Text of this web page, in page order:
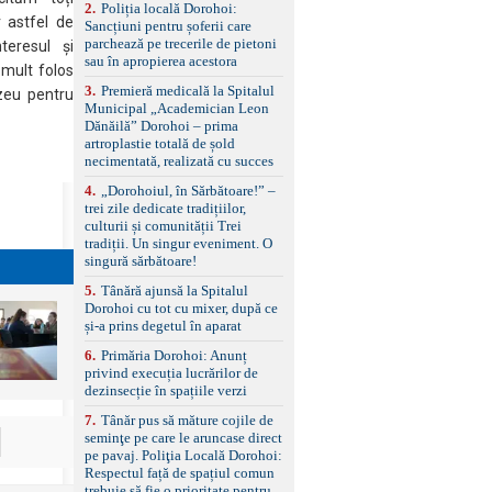
astfel de
și
folos
pentru
reglaj lombar electric
pentru șofer și pasager
Volan multifuncțional
îmbrăcat în piele, cu
treptelor Adaptive cruise
control, asistent
schimbare bandă și
menținere bandă Faruri
bi-xenon adaptive cu
funcție Cornering,
asistent fază lungă
automată , lumini de zi
LED, proiectoare ceață
LED, spălătoare faruri
față/spate, cameră
marșarier Keyless entry
& start, geamuri electrice
electrice, încălzite și
rabatabile Sistem hands-
free, Bluetooth, USB
Sistem start/stop, frână
de parcare electrică,
anvelope vară runflat
Control presiune pneuri,
filtru de particule,
2. Poliția locală Dorohoi:
Sancțiuni pentru șoferii care
parchează pe trecerile de pietoni
sau în apropierea acestora
3. Premieră medicală la Spitalul
Municipal „Academician Leon
Dănăilă” Dorohoi – prima
artroplastie totală de șold
necimentată, realizată cu succes
4.
„Dorohoiul, în Sărbătoare!” –
trei zile dedicate tradițiilor,
culturii și comunității Trei
tradiții. Un singur eveniment. O
singură sărbătoare!
5. Tânără ajunsă la Spitalul
Dorohoi cu tot cu mixer, după ce
și-a prins degetul în aparat
6. Primăria Dorohoi: Anunț
privind execuția lucrărilor de
dezinsecție în spațiile verzi
7. Tânăr pus să măture cojile de
seminţe pe care le aruncase direct
pe pavaj. Poliţia Locală Dorohoi:
Respectul față de spațiul comun